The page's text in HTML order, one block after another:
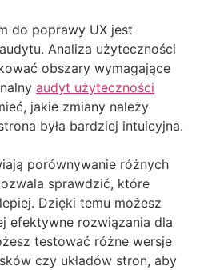
do poprawy UX jest
Analiza użyteczności
obszary wymagające
audyt użyteczności
jakie zmiany należy
była bardziej intuicyjna.
porównywanie różnych
sprawdzić, które
Dzięki temu możesz
efektywne rozwiązania dla
testować różne wersje
czy układów stron, aby